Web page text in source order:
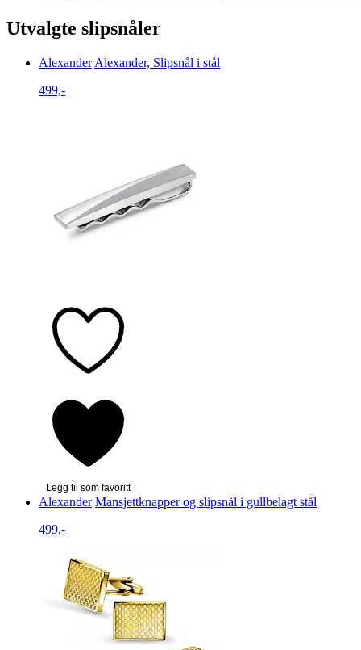
Utvalgte slipsnåler
Alexander Alexander, Slipsnål i stål
499,-
Legg til som favoritt
Alexander Mansjettknapper og slipsnål i gullbelagt stål
499,-